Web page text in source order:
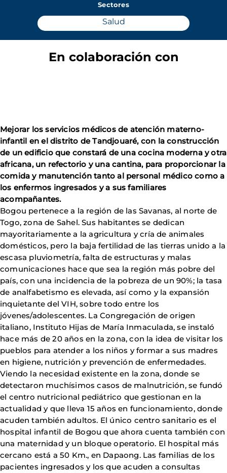
Sectores
Salud
En colaboración con
Mejorar los servicios médicos de atención materno-
infantil en el distrito de Tandjouaré, con la construcción
de un edificio que constará de una cocina moderna y otra
africana, un refectorio y una cantina, para proporcionar la
comida y manutención tanto al personal médico como a
los enfermos ingresados y a sus familiares
acompañantes.
Bogou pertenece a la región de las Savanas, al norte de
Togo, zona de Sahel. Sus habitantes se dedican
mayoritariamente a la agricultura y cría de animales
domésticos, pero la baja fertilidad de las tierras unido a la
escasa pluviometría, falta de estructuras y malas
comunicaciones hace que sea la región más pobre del
país, con una incidencia de la pobreza de un 90%; la tasa
de analfabetismo es elevada, así como y la expansión
inquietante del VIH, sobre todo entre los
jóvenes/adolescentes. La Congregación de origen
italiano, Instituto Hijas de María Inmaculada, se instaló
hace más de 20 años en la zona, con la idea de visitar los
pueblos para atender a los niños y formar a sus madres
en higiene, nutrición y prevención de enfermedades.
Viendo la necesidad existente en la zona, donde se
detectaron muchísimos casos de malnutrición, se fundó
el centro nutricional pediátrico que gestionan en la
actualidad y que lleva 15 años en funcionamiento, donde
acuden también adultos. El único centro sanitario es el
hospital infantil de Bogou que ahora cuenta también con
una maternidad y un bloque operatorio. El hospital más
cercano está a 50 Km., en Dapaong. Las familias de los
pacientes ingresados y los que acuden a consultas